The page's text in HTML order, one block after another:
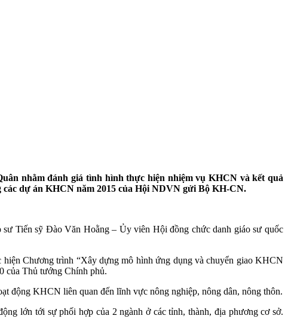
nhằm đánh giá tình hình thực hiện nhiệm vụ KHCN và kết quả
dự án KHCN năm 2015 của Hội NDVN gửi Bộ KH-CN.
Tiến sỹ Đào Văn Hoằng – Ủy viên Hội đồng chức danh giáo sư quốc
Chương trình “Xây dựng mô hình ứng dụng và chuyển giao KHCN
của Thủ tướng Chính phủ.
động KHCN liên quan đến lĩnh vực nông nghiệp, nông dân, nông thôn.
lớn tới sự phối hợp của 2 ngành ở các tỉnh, thành, địa phương cơ sở.